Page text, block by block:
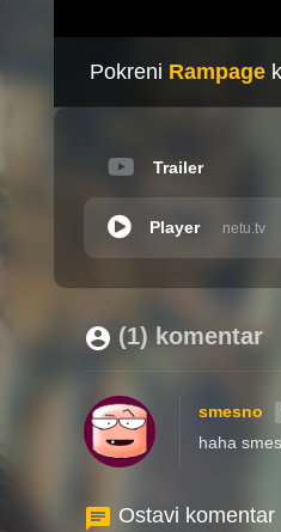
Pokreni Rampage
Trailer
netu.tv
Player
(1) komentar
smesno
haha
Ostavi komentar